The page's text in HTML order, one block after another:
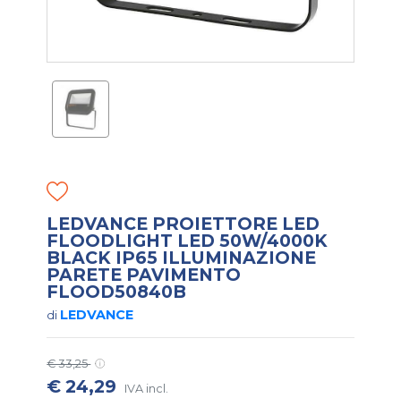
LEDVANCE PROIETTORE LED
FLOODLIGHT LED 50W/4000K
BLACK IP65 ILLUMINAZIONE
PARETE PAVIMENTO
FLOOD50840B
di LEDVANCE
€ 33,25
€ 24,29 IVA incl.